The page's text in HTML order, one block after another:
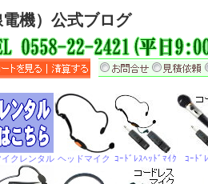
機）公式ブログ